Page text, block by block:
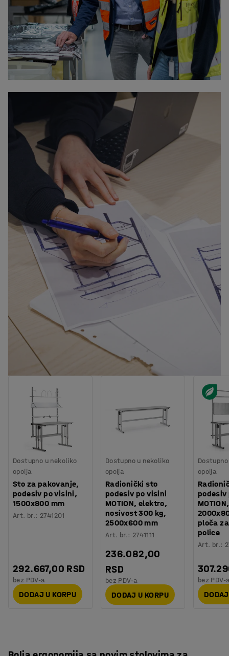
Dostupno u nekoliko
opcija
Sto za pakovanje,
podesiv po visini,
1500x800 mm
Art. br.: 2741201
292.667,00 RSD
bez PDV-a
DODAJ U KORPU
Dostupno u nekoliko
opcija
Radionički sto
podesiv po visini
MOTION, elektro,
nosivost 300 kg,
2500x600 mm
Art. br.: 2741111
236.082,00
RSD
bez PDV-a
DODAJ U KORPU
opcija
podesiv
ploča
police
Art. br.:
bez PDV-